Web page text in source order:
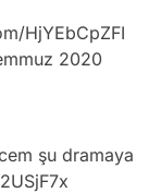
HjYEbCpZFI
2020
şu dramaya